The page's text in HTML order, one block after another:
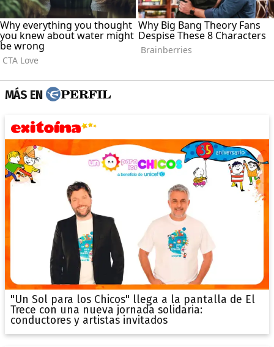
MÁS EN
"Un Sol para los Chicos" llega a la pantalla de El
Trece con una nueva jornada solidaria:
conductores y artistas invitados